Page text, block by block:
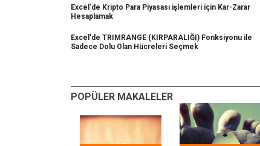
Excel'de Kripto Para Piyasası işlemleri için Kar-Zarar
Hesaplamak
Excel'de TRIMRANGE (KIRPARALIĞI) Fonksiyonu ile
Sadece Dolu Olan Hücreleri Seçmek
POPÜLER MAKALELER